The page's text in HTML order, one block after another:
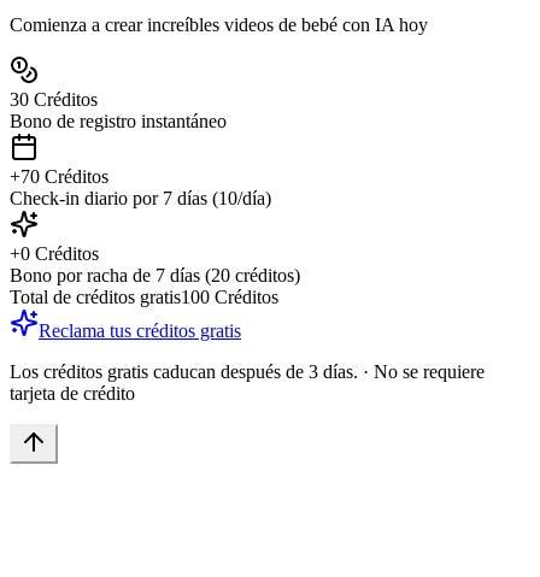
Comienza a crear increíbles videos de bebé con IA hoy
30 Créditos
Bono de registro instantáneo
+70 Créditos
Check-in diario por 7 días (10/día)
+0 Créditos
Bono por racha de 7 días (20 créditos)
Total de créditos gratis100 Créditos
Reclama tus créditos gratis
Los créditos gratis caducan después de 3 días. · No se requiere
tarjeta de crédito